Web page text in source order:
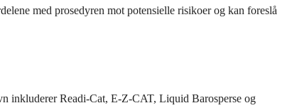
med prosedyren mot potensielle risikoer og kan foreslå
inkluderer Readi-Cat, E-Z-CAT, Liquid Barosperse og